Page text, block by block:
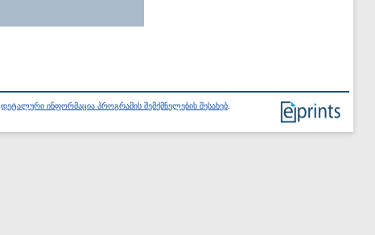
დეტალური ინფორმაცია პროგრამის შემქმნელების შესახებ.